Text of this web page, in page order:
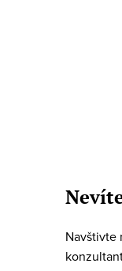
l
á
d
Navštivte